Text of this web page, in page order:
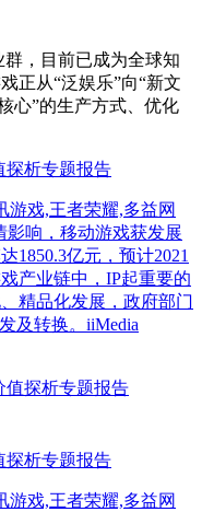
，目前已成为全球知
正从“泛娱乐”向“新文
心”的生产方式、优化
探析专题报告
游戏,王者荣耀,多益网
影响，移动游戏获发展
1850.3亿元，预计2021
产业链中，IP起重要的
精品化发展，政府部门
及转换。iiMedia
探析专题报告
游戏,王者荣耀,多益网